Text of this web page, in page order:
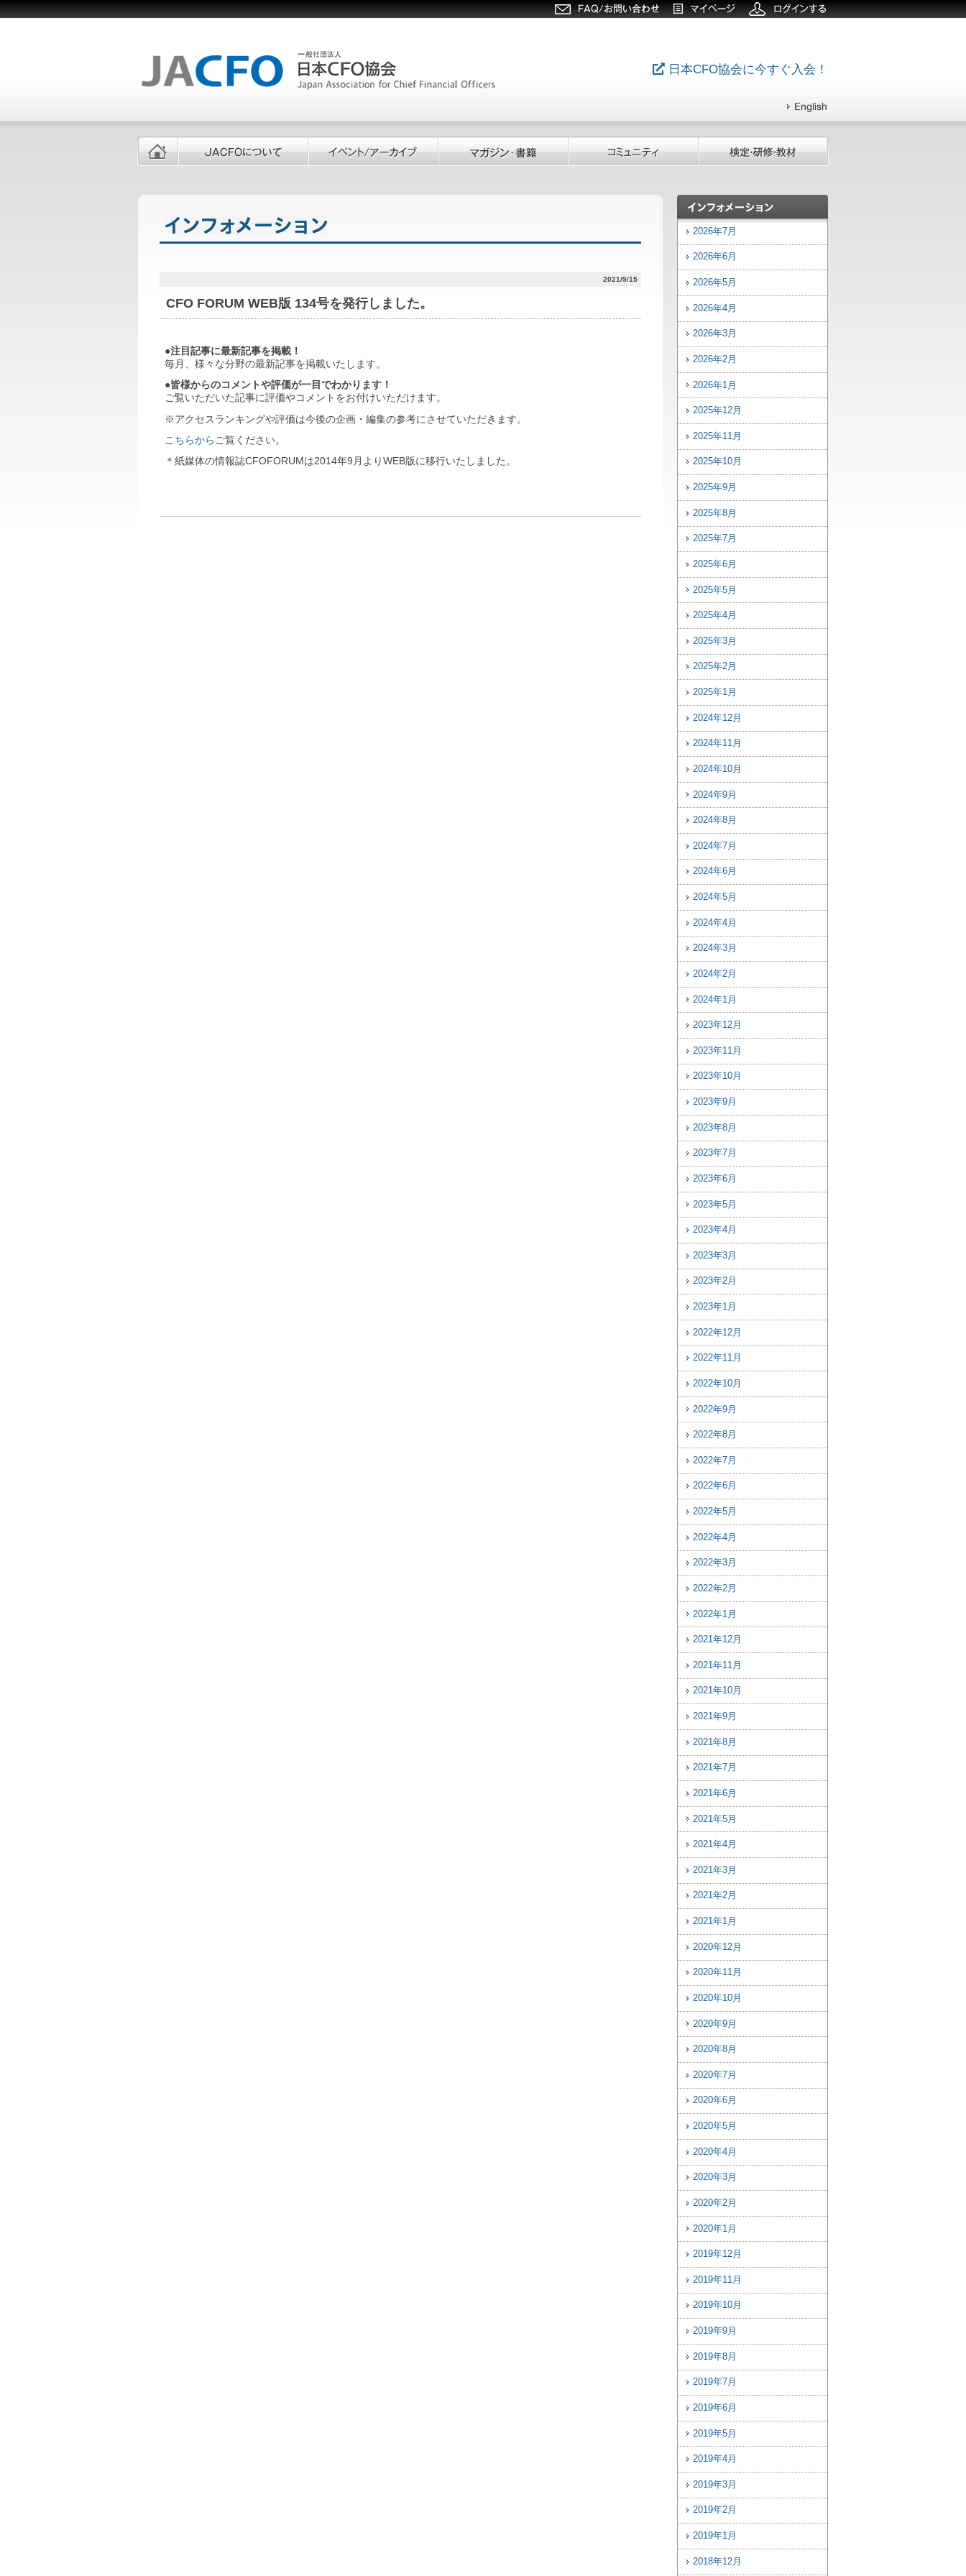
日本CFO協会に今すぐ入会！
2021/9/15
CFO FORUM WEB版 134号を発行しました。
●注目記事に最新記事を掲載！
毎月、様々な分野の最新記事を掲載いたします。
●皆様からのコメントや評価が一目でわかります！
ご覧いただいた記事に評価やコメントをお付けいただけます。
※アクセスランキングや評価は今後の企画・編集の参考にさせていただきます。
こちらから ご覧ください。
＊紙媒体の情報誌CFOFORUMは2014年9月よりWEB版に移行いたしました。
2026年7月
2026年6月
2026年5月
2026年4月
2026年3月
2026年2月
2026年1月
2025年12月
2025年11月
2025年10月
2025年9月
2025年8月
2025年7月
2025年6月
2025年5月
2025年4月
2025年3月
2025年2月
2025年1月
2024年12月
2024年11月
2024年10月
2024年9月
2024年8月
2024年7月
2024年6月
2024年5月
2024年4月
2024年3月
2024年2月
2024年1月
2023年12月
2023年11月
2023年10月
2023年9月
2023年8月
2023年7月
2023年6月
2023年5月
2023年4月
2023年3月
2023年2月
2023年1月
2022年12月
2022年11月
2022年10月
2022年9月
2022年8月
2022年7月
2022年6月
2022年5月
2022年4月
2022年3月
2022年2月
2022年1月
2021年12月
2021年11月
2021年10月
2021年9月
2021年8月
2021年7月
2021年6月
2021年5月
2021年4月
2021年3月
2021年2月
2021年1月
2020年12月
2020年11月
2020年10月
2020年9月
2020年8月
2020年7月
2020年6月
2020年5月
2020年4月
2020年3月
2020年2月
2020年1月
2019年12月
2019年11月
2019年10月
2019年9月
2019年8月
2019年7月
2019年6月
2019年5月
2019年4月
2019年3月
2019年2月
2019年1月
2018年12月